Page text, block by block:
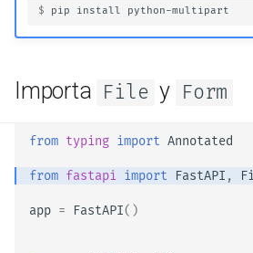
de Estado
Seguridad Avanzada
Usar el Request Directamente
Configura Swagger UI
Escribir pruebas para una
base de datos
Usar los códigos de estado
antiguos 403 para errores de
HTTPConnection class
Response class
File, HTML, Redirect,
Streaming, etc.
Server-Sent Events -
$ pip install
Importa File y Form
from typing import Annotated
from fastapi import FastAPI ,
app = FastAPI()